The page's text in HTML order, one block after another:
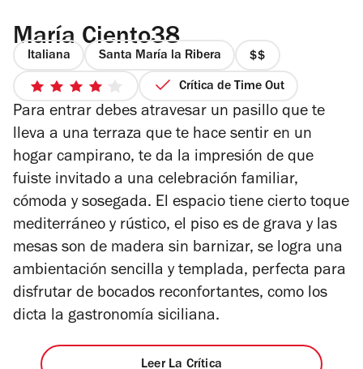
María Ciento38
Italiana Santa María la Ribera
precio
2
de
4
de
5
estrellas
Crítica de Time Out
Para entrar debes atravesar un pasillo que te
lleva a una terraza que te hace sentir en un
hogar campirano, te da la impresión de que
fuiste invitado a una celebración familiar,
cómoda y sosegada. El espacio tiene cierto toque
mediterráneo y rústico, el piso es de grava y las
mesas son de madera sin barnizar, se logra una
ambientación sencilla y templada, perfecta para
disfrutar de bocados reconfortantes, como los
dicta la gastronomía siciliana.
Leer La Crítica